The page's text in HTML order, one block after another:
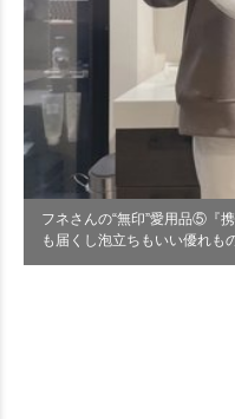
フネさんの“無印”愛用品⑤『
も届くし泡立ちもいい優れも